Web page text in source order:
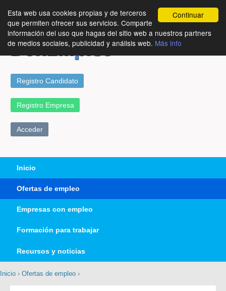
Continuar
Esta web usa cookies propias y de terceros
que permiten ofrecer sus servicios. Comparte
información del uso que hagas del sitio web a nuestros partners
de medios sociales, publicidad y análisis web. Más info
Registro Candidato
Registro Empresa
Acceder
Inicio
Ofertas de empleo
Empresas con empleo
Formación para trabajar
Recursos y noticias
Inicio › Ofertas de empleo ›